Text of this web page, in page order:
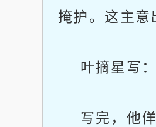
掩护。这主意
叶摘星写：
写完，他佯